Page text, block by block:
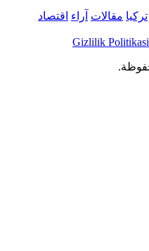
تركيا مقالات آراء اقتصاد
Gizlilik Politikasi